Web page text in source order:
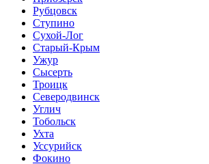
Рубцовск
Ступино
Сухой-Лог
Старый-Крым
Ужур
Сысерть
Троицк
Северодвинск
Углич
Тобольск
Ухта
Уссурийск
Фокино